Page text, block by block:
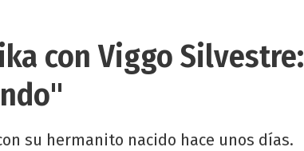
con Viggo Silvestre:
su hermanito nacido hace unos días.